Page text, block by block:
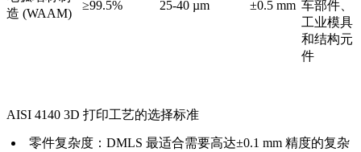
造 (WAAM)
≥99.5% 25-40 µm ±0.5 mm 车部件、
工业模具
和结构元
件
AISI 4140 3D 打印工艺的选择标准
零件复杂度： DMLS 最适合需要高达±0.1 mm 精度的复杂